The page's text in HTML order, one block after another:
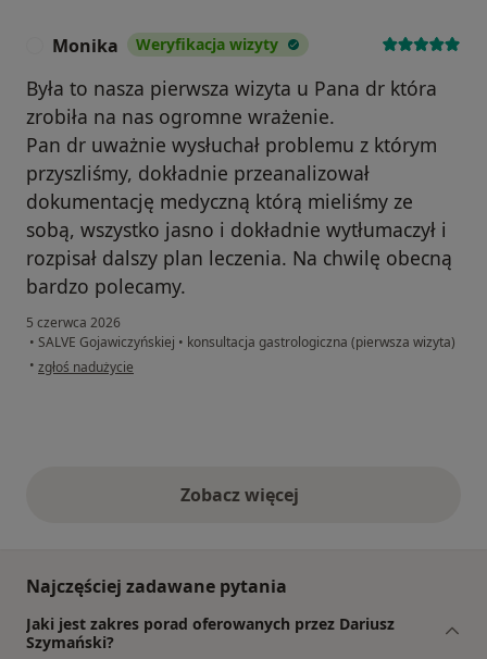
Monika Weryfikacja wizyty
Była to nasza pierwsza wizyta u Pana dr która
zrobiła na nas ogromne wrażenie.
Pan dr uważnie wysłuchał problemu z którym
przyszliśmy, dokładnie przeanalizował
dokumentację medyczną którą mieliśmy ze
sobą, wszystko jasno i dokładnie wytłumaczył i
rozpisał dalszy plan leczenia. Na chwilę obecną
bardzo polecamy.
5 czerwca 2026
• SALVE Gojawiczyńskiej • konsultacja gastrologiczna (pierwsza wizyta)
• w opinii użytkownika Monika
zgłoś nadużycie
Zobacz więcejopinie powyżej
Najczęściej zadawane pytania
Jaki jest zakres porad oferowanych przez Dariusz
Szymański?